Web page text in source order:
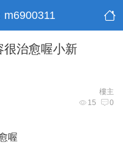
m6900311
很治愈喔小新
樓主
15 0
喔